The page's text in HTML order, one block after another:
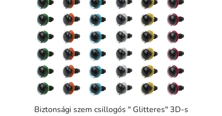
Biztonsági szem csillogós " Glitteres" 3D-s